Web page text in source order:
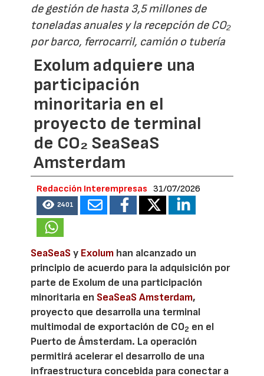
de gestión de hasta 3,5 millones de
toneladas anuales y la recepción de CO₂
por barco, ferrocarril, camión o tubería
Exolum adquiere una
participación
minoritaria en el
proyecto de terminal
de CO₂ SeaSeaS
Amsterdam
Redacción Interempresas 31/07/2026
2401
SeaSeaSy Exolum han alcanzado un
principio de acuerdo para la adquisición por
parte de Exolum de una participación
minoritaria en SeaSeaS Amsterdam,
proyecto que desarrolla una terminal
multimodal de exportación de CO2 en el
Puerto de Ámsterdam. La operación
permitirá acelerar el desarrollo de una
infraestructura concebida para conectar a